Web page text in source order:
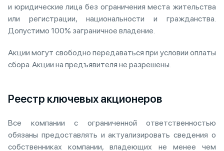
и юридические лица без ограничения места жительства
или регистрации, национальности и гражданства.
Допустимо 100% заграничное владение.
Акции могут свободно передаваться при условии оплаты
сбора. Акции на предъявителя не разрешены.
Реестр ключевых акционеров
Все компании с ограниченной ответственностью
обязаны предоставлять и актуализировать сведения о
собственниках компании, владеющих не менее чем